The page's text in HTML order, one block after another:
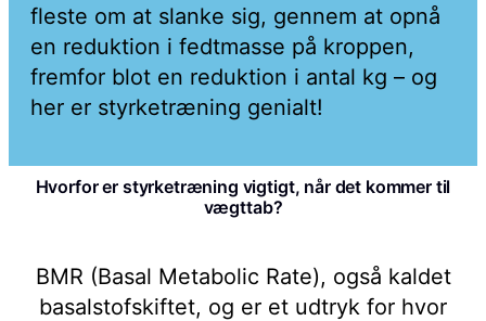
fleste om at slanke sig, gennem at opnå
en reduktion i fedtmasse på kroppen,
fremfor blot en reduktion i antal kg – og
her er styrketræning genialt!
Hvorfor er styrketræning vigtigt, når det kommer til
vægttab?
BMR (Basal Metabolic Rate), også kaldet
basalstofskiftet, og er et udtryk for hvor